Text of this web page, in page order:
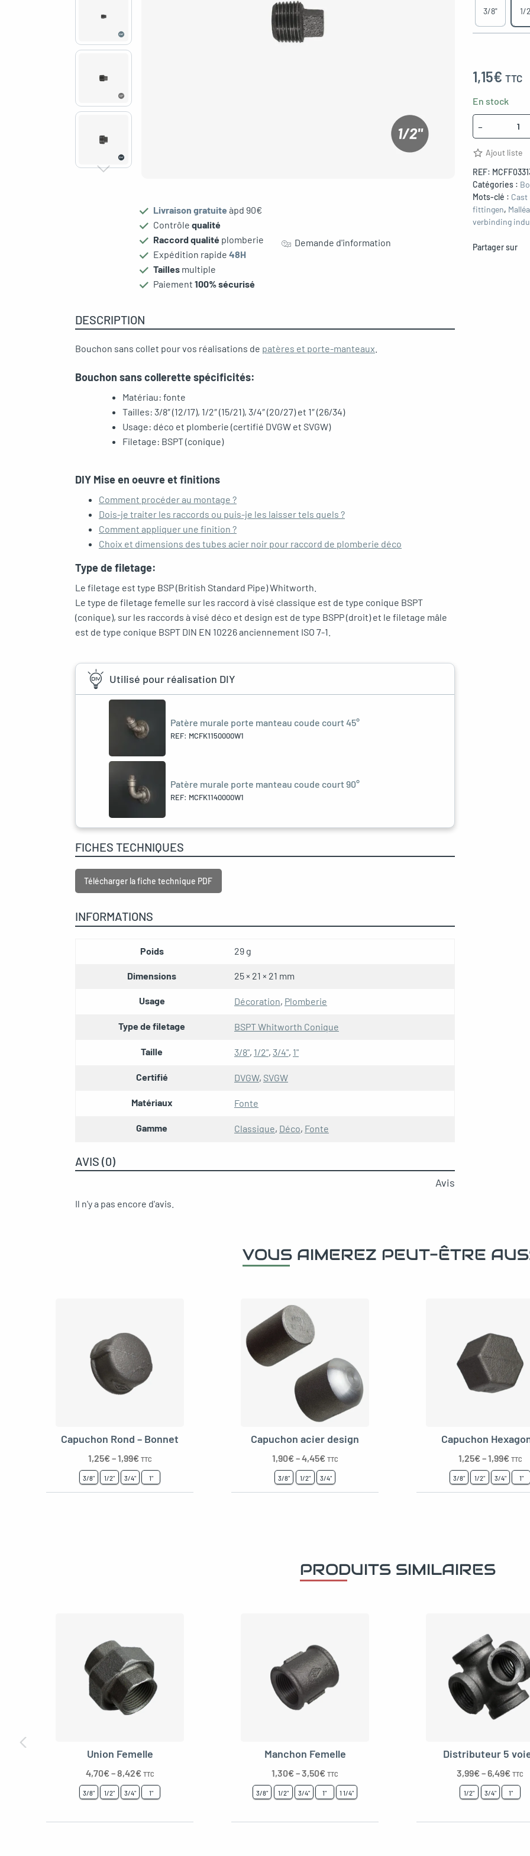
Livraison gratuite àpd 90€
Contrôle qualité
Raccord qualitéplomberie
Expédition rapide 48H
Taillesmultiple
Paiement 100% sécurisé
Demande d'information
3/8" 1/
1,15€ TTC
En stock
-
Ajout liste
REF:
Catégories :
Mots-clé : Cast
fittingen,
verbinding
Partager sur
DESCRIPTION
Bouchon sans collet pour vos réalisations de patères et porte-manteaux
Bouchon sans collerette spécificités:
Matériau: fonte
Tailles: 3/8″ (12/17), 1/2″ (15/21), 3/4″ (20/27) et 1″ (26/34)
Usage: déco et plomberie (certifié DVGW et SVGW)
Filetage: BSPT (conique)
DIY Mise en oeuvre et finitions
Comment procéder au montage ?
Dois-je traiter les raccords ou puis-je les laisser tels quels ?
Comment appliquer une finition ?
Choix et dimensions des tubes acier noir pour raccord de plomberie déco
Type de filetage:
Le filetage est type BSP (British Standard Pipe) Whitworth.
Le type de filetage femelle sur les raccord à visé classique est de type conique BSPT
(conique), sur les raccords à visé déco et design est de type BSPP (droit) et le filetage mâle
est de type conique BSPT DIN EN 10226 anciennement ISO 7-1.
Utilisé pour réalisation DIY
Patère murale porte manteau coude court 45°
REF: MCFK1150000W1
Patère murale porte manteau coude court 90°
REF: MCFK1140000W1
FICHES TECHNIQUES
Télécharger la fiche technique PDF
INFORMATIONS
Poids 29 g
Dimensions 25 × 21 × 21 mm
Usage Décoration, Plomberie
Type de filetage BSPT Whitworth Conique
Taille 3/8", 1/2", 3/4", 1"
Certifié DVGW, SVGW
Matériaux Fonte
Gamme Classique, Déco, Fonte
AVIS (0)
Avis
Il n'y a pas encore d'avis.
VOUS AIMEREZ PEUT-ÊTRE
Capuchon Rond – Bonnet
1,25€–1,99€ TTC
3/8" 1/2" 3/4" 1"
Capuchon acier design
1,90€–4,45€ TTC
3/8" 1/2" 3/4"
Capuchon
1,25€–1,99€ TTC
3/8" 1/2" 3/4" 1"
PRODUITS SIMILAIRES
Union Femelle
4,70€–8,42€ TTC
3/8" 1/2" 3/4" 1"
Manchon Femelle
1,30€–3,50€ TTC
3/8" 1/2" 3/4" 1" 1 1/4"
Distributeur 5
3,99€–6,49€ TTC
1/2" 3/4" 1"